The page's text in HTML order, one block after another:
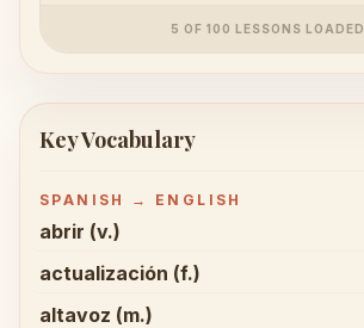
5 OF 100 LESSONS LOADED
Key Vocabulary
SPANISH → ENGLISH
abrir (v.)
actualización (f.)
altavoz (m.)